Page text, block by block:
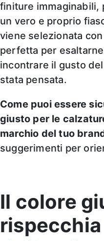
finiture immaginabili,
un vero e proprio
viene selezionata
perfetta per
incontrare il gusto
stata pensata.
Come puoi essere
giusto per le
marchio del tuo
suggerimenti per
Il colore
rispecchia